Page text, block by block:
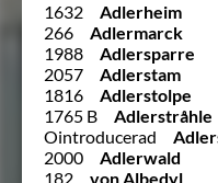
1632
Adlerheim
266
Adlermarck
1988
Adlersparre
2057
Adlerstam
1816
Adlerstolpe
1765 B
Adlerstråhle
Ointroducerad
2000
Adlerwald
182
von Albedyl